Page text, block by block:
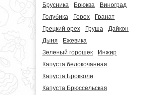
Брусника
Брюква
Виноград
Голубика
Горох
Гранат
Грецкий орех
Груша
Дайкон
Дыня
Ежевика
Зеленый горошек
Инжир
Капуста белокочанная
Капуста Брокколи
Капуста Брюссельская